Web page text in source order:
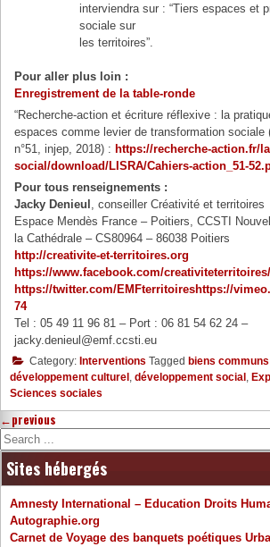
interviendra sur : “Tiers espaces et
sociale sur
les territoires”.
Pour aller plus loin :
Enregistrement de la table-ronde
“Recherche-action et écriture réflexive : la
espaces comme levier de transformation sociale
n°51, injep, 2018) : https://recherche-action.fr/
social/download/LISRA/Cahiers-action_51-
Pour tous renseignements :
Jacky Denieul
, conseiller Créativité et territoires
Espace Mendès France – Poitiers, CCSTI
la Cathédrale – CS80964 – 86038 Poitiers
http://creativite-et-territoires.org
https://www.facebook.com/creativiteterritoires/
https://twitter.com/EMFterritoireshttps://
74
Tel : 05 49 11 96 81 – Port : 06 81 54 62 24 –
jacky.denieul@emf.ccsti.eu
Category: Interventions Tagged biens
développement culturel , développement social ,
Sciences sociales
←previous
Search
Sites hébergés
Amnesty International – Education Droits
Autographie.org
Carnet de Voyage des banquets poétiques